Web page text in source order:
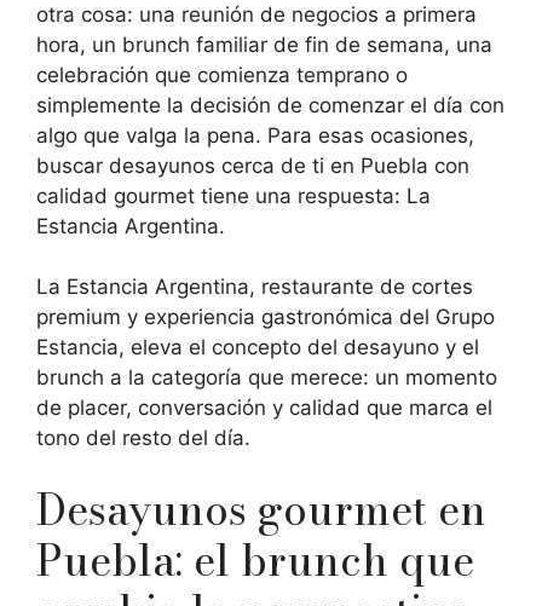
otra cosa: una reunión de negocios a primera
hora, un brunch familiar de fin de semana, una
celebración que comienza temprano o
simplemente la decisión de comenzar el día con
algo que valga la pena. Para esas ocasiones,
buscar desayunos cerca de ti en Puebla con
calidad gourmet tiene una respuesta: La
Estancia Argentina.
La Estancia Argentina, restaurante de cortes
premium y experiencia gastronómica del Grupo
Estancia, eleva el concepto del desayuno y el
brunch a la categoría que merece: un momento
de placer, conversación y calidad que marca el
tono del resto del día.
Desayunos gourmet en
Puebla: el brunch que